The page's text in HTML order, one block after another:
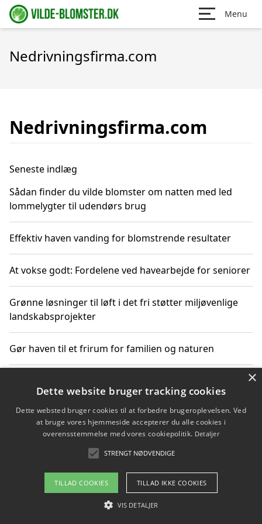
Menu
Nedrivningsfirma.com
Nedrivningsfirma.com
Seneste indlæg
Sådan finder du vilde blomster om natten med led
lommelygter til udendørs brug
Effektiv haven vanding for blomstrende resultater
At vokse godt: Fordelene ved havearbejde for seniorer
Grønne løsninger til løft i det fri støtter miljøvenlige
landskabsprojekter
Gør haven til et frirum for familien og naturen
Om / kontakt
Blog Betingelser
×
Dette website bruger tracking cookies
Dette websted bruger cookies til at forbedre brugeroplevelsen. Ved
at bruge vores hjemmeside accepterer du alle cookies i
overensstemmelse med vores cookiepolitik. Detaljer
STRENGT NØDVENDIGE
TILLAD COOKIES TILLAD IKKE COOKIES
VIS DETALJER